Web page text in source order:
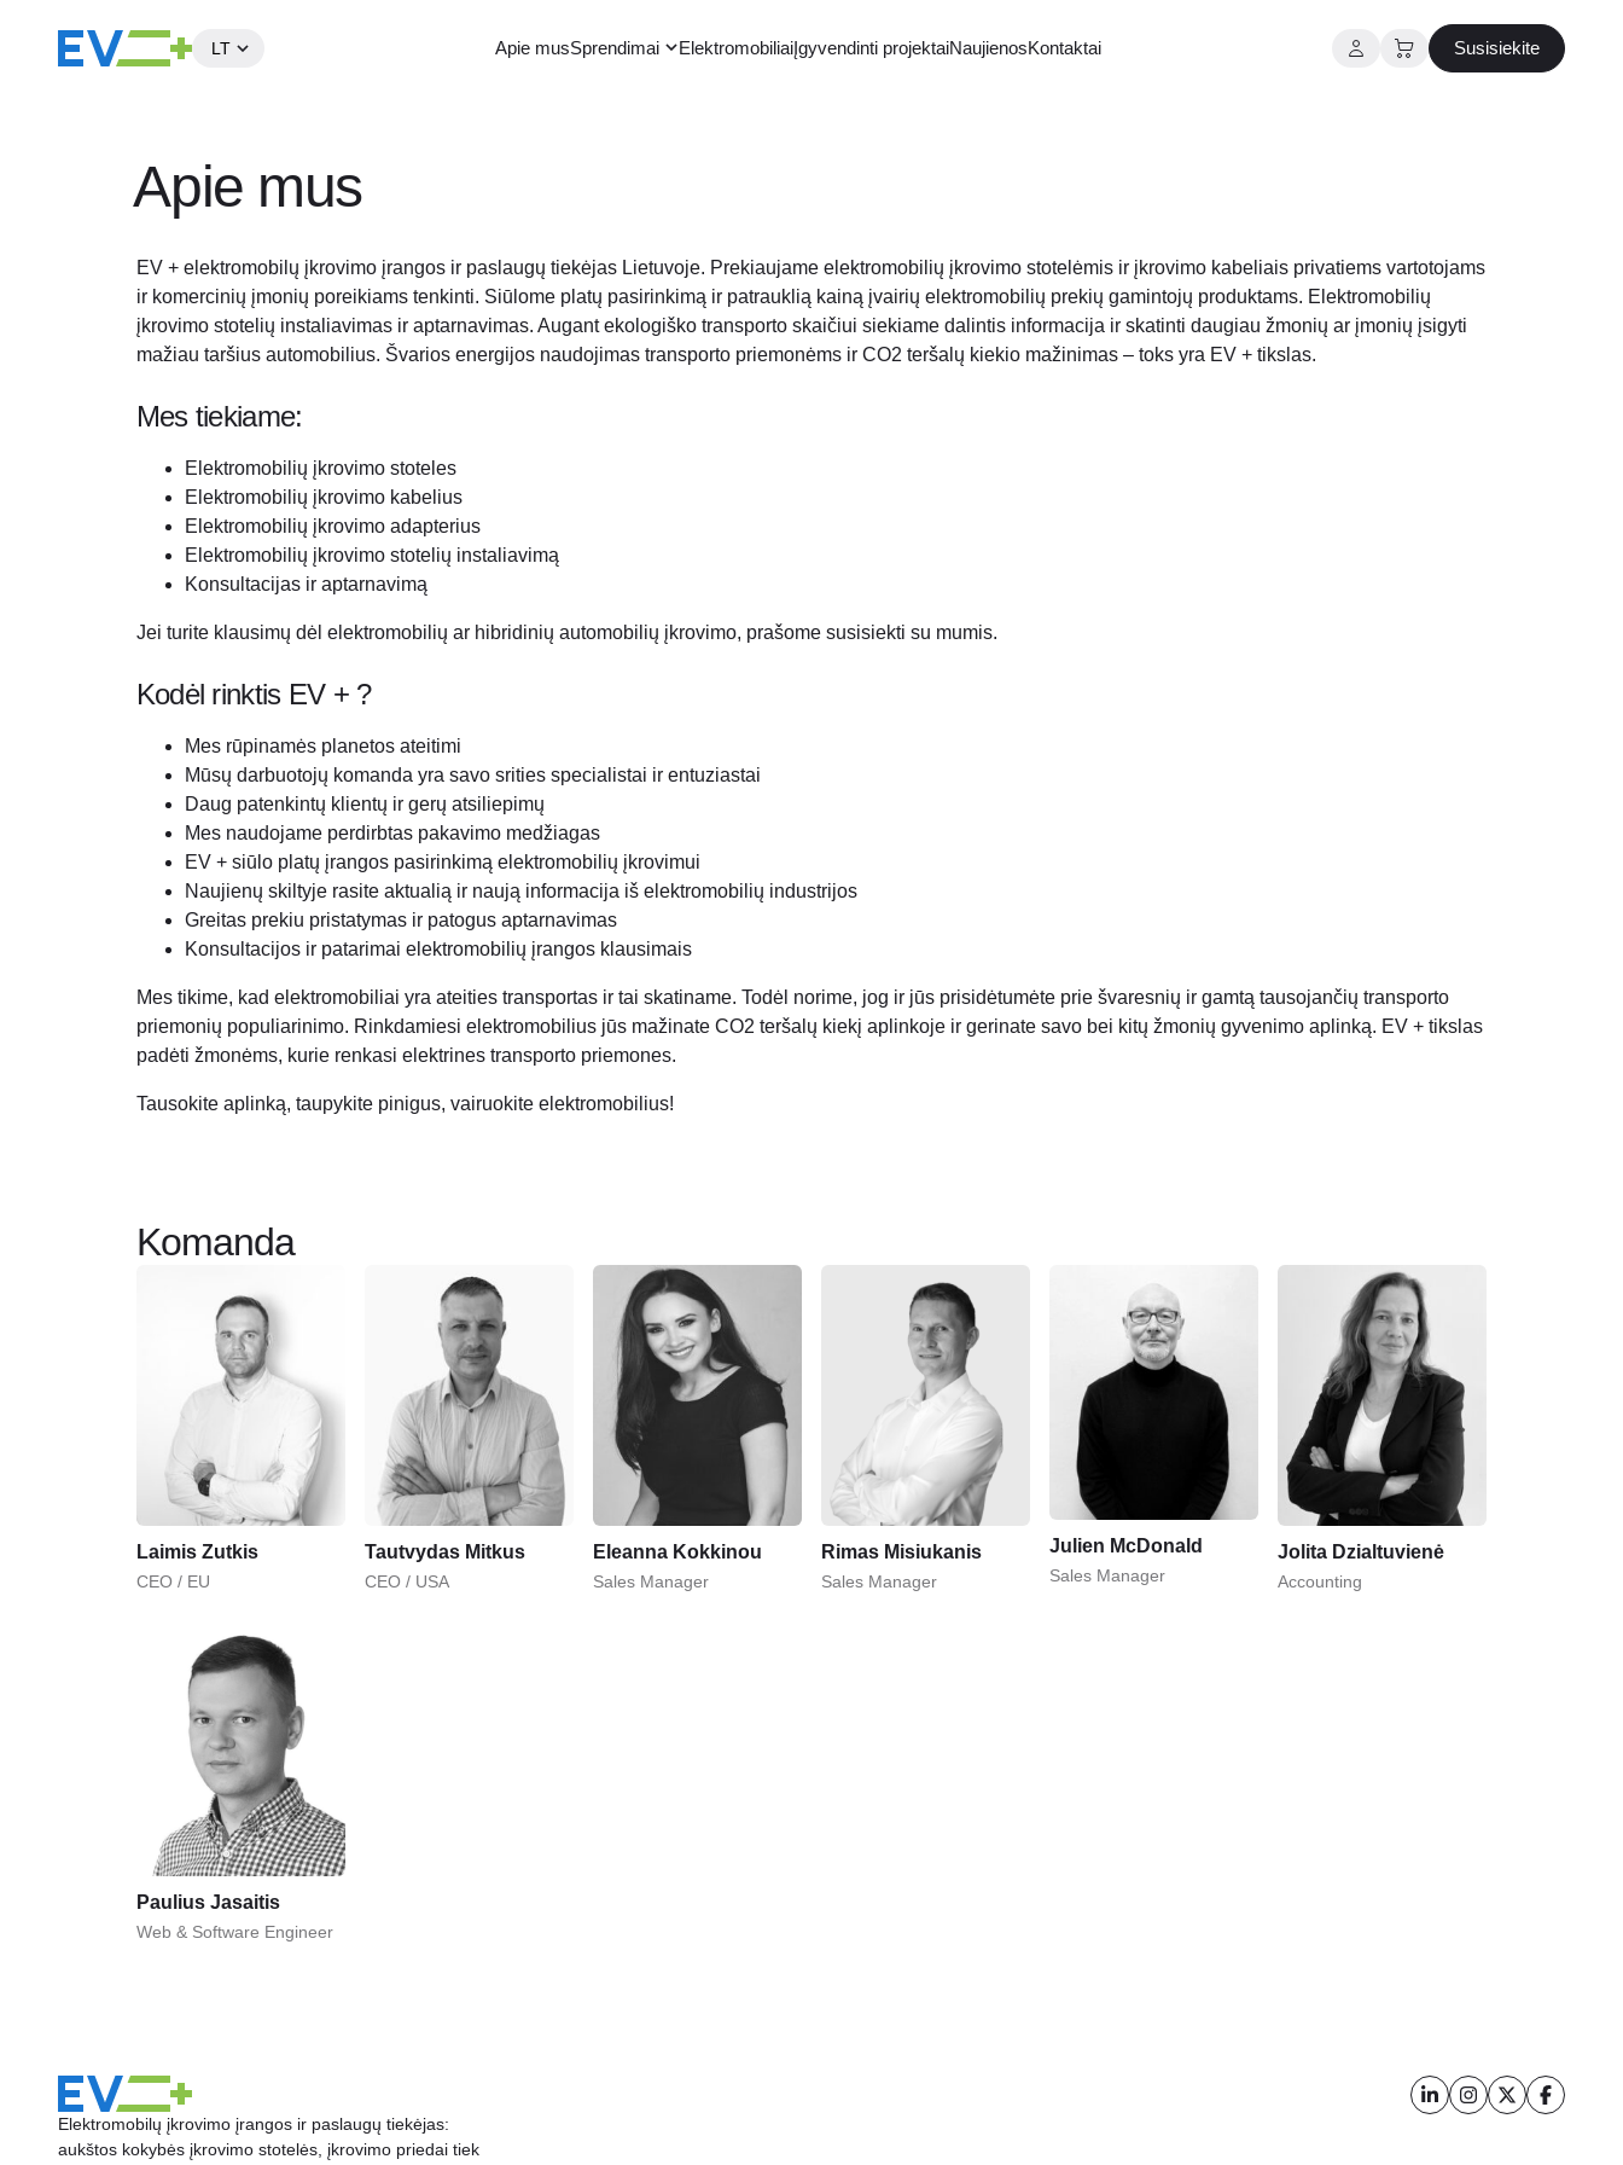
LT Apie musSprendimai ElektromobiliaiĮgyvendinti projektaiNaujienosKontaktai Susisiekite
Apie mus
EV + elektromobilų įkrovimo įrangos ir paslaugų tiekėjas Lietuvoje. Prekiaujame elektromobilių įkrovimo stotelėmis ir įkrovimo kabeliais privatiems vartotojams
ir komercinių įmonių poreikiams tenkinti. Siūlome platų pasirinkimą ir patrauklią kainą įvairių elektromobilių prekių gamintojų produktams. Elektromobilių
įkrovimo stotelių instaliavimas ir aptarnavimas. Augant ekologiško transporto skaičiui siekiame dalintis informacija ir skatinti daugiau žmonių ar įmonių įsigyti
mažiau taršius automobilius. Švarios energijos naudojimas transporto priemonėms ir CO2 teršalų kiekio mažinimas – toks yra EV + tikslas.
Mes tiekiame:
Elektromobilių įkrovimo stoteles
Elektromobilių įkrovimo kabelius
Elektromobilių įkrovimo adapterius
Elektromobilių įkrovimo stotelių instaliavimą
Konsultacijas ir aptarnavimą
Jei turite klausimų dėl elektromobilių ar hibridinių automobilių įkrovimo, prašome susisiekti su mumis.
Kodėl rinktis EV + ?
Mes rūpinamės planetos ateitimi
Mūsų darbuotojų komanda yra savo srities specialistai ir entuziastai
Daug patenkintų klientų ir gerų atsiliepimų
Mes naudojame perdirbtas pakavimo medžiagas
EV + siūlo platų įrangos pasirinkimą elektromobilių įkrovimui
Naujienų skiltyje rasite aktualią ir naują informacija iš elektromobilių industrijos
Greitas prekiu pristatymas ir patogus aptarnavimas
Konsultacijos ir patarimai elektromobilių įrangos klausimais
Mes tikime, kad elektromobiliai yra ateities transportas ir tai skatiname. Todėl norime, jog ir jūs prisidėtumėte prie švaresnių ir gamtą tausojančių transporto
priemonių populiarinimo. Rinkdamiesi elektromobilius jūs mažinate CO2 teršalų kiekį aplinkoje ir gerinate savo bei kitų žmonių gyvenimo aplinką. EV + tikslas
padėti žmonėms, kurie renkasi elektrines transporto priemones.
Tausokite aplinką, taupykite pinigus, vairuokite elektromobilius!
Komanda
Laimis Zutkis
CEO / EU
Tautvydas Mitkus
CEO / USA
Eleanna Kokkinou
Sales Manager
Rimas Misiukanis
Sales Manager
Julien McDonald
Sales Manager
Jolita Dzialtuvienė
Accounting
Paulius Jasaitis
Web & Software Engineer
Elektromobilų įkrovimo įrangos ir paslaugų tiekėjas:
aukštos kokybės įkrovimo stotelės, įkrovimo priedai tiek